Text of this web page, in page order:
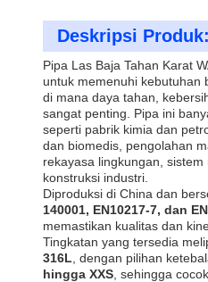
Deskripsi Produk:
Pipa Las Baja Tahan Karat
untuk memenuhi kebutuhan
di mana daya tahan,
sangat penting. Pipa ini
seperti pabrik kimia dan
dan biomedis, pengolahan
rekayasa lingkungan,
konstruksi industri.
Diproduksi di China dan
140001, EN10217-7, dan
memastikan kualitas dan
Tingkatan yang tersedia
316L, dengan pilihan
hingga XXS, sehingga